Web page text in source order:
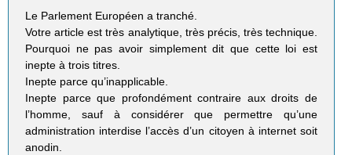
Le Parlement Européen a tranché.
Votre article est très analytique, très précis, très technique.
Pourquoi ne pas avoir simplement dit que cette loi est
inepte à trois titres.
Inepte parce qu’inapplicable.
Inepte parce que profondément contraire aux droits de
l’homme, sauf à considérer que permettre qu’une
administration interdise l’accès d’un citoyen à internet soit
anodin.